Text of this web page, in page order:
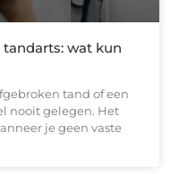
wat kun
tand of een
nooit gelegen. Het
je geen vaste